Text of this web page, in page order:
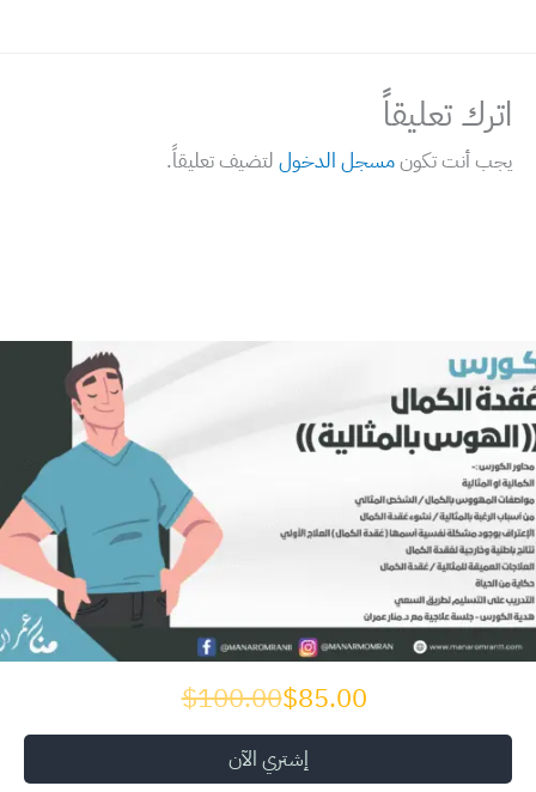
اترك تعليقاً
يجب أنت تكونمسجل الدخول لتضيف تعليقاً.
$100.00$85.00
إشتري الآن